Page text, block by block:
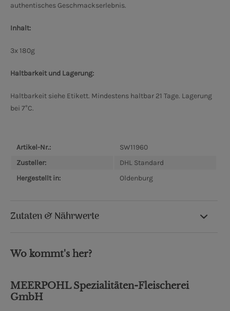
authentisches Geschmackserlebnis.
Inhalt:
3x 180g
Haltbarkeit und Lagerung:
Haltbarkeit siehe Etikett. Mindestens haltbar 21 Tage. Lagerung
bei 7°C.
Artikel-Nr.:
SW11960
Zusteller:
DHL Standard
Hergestellt in:
Oldenburg
Zutaten & Nährwerte
Wo kommt's her?
MEERPOHL Spezialitäten-Fleischerei
GmbH